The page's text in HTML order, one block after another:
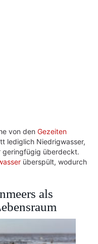
von den Gezeiten
lediglich Niedrigwasser,
geringfügig überdeckt.
überspült, wodurch
als